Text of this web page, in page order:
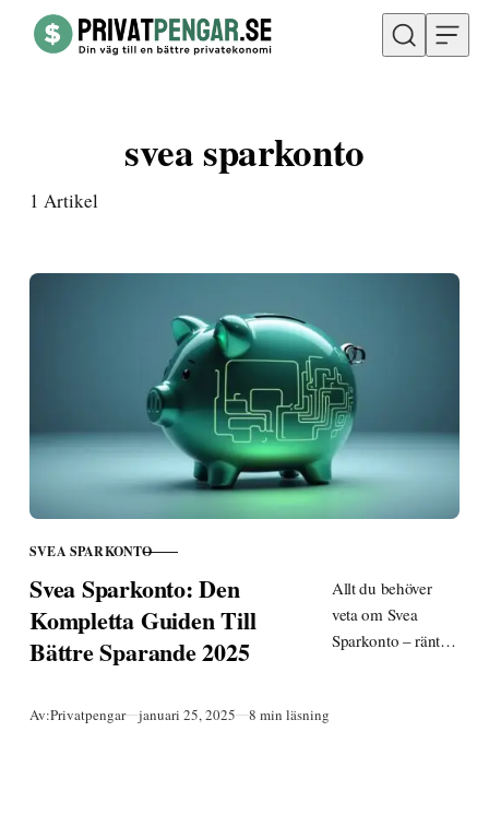
Hoppa till innehåll
svea sparkonto
1 Artikel
KATEGORI
SVEA SPARKONTO
Svea Sparkonto: Den
Kompletta Guiden Till
Bättre Sparande 2025
Allt du behöver
veta om Svea
Sparkonto – räntor,
Av:Privatpengar Publicerad
januari 25, 2025 8 min läsning